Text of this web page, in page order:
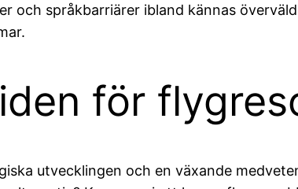
och språkbarriärer ibland kännas
för
utvecklingen och en växande